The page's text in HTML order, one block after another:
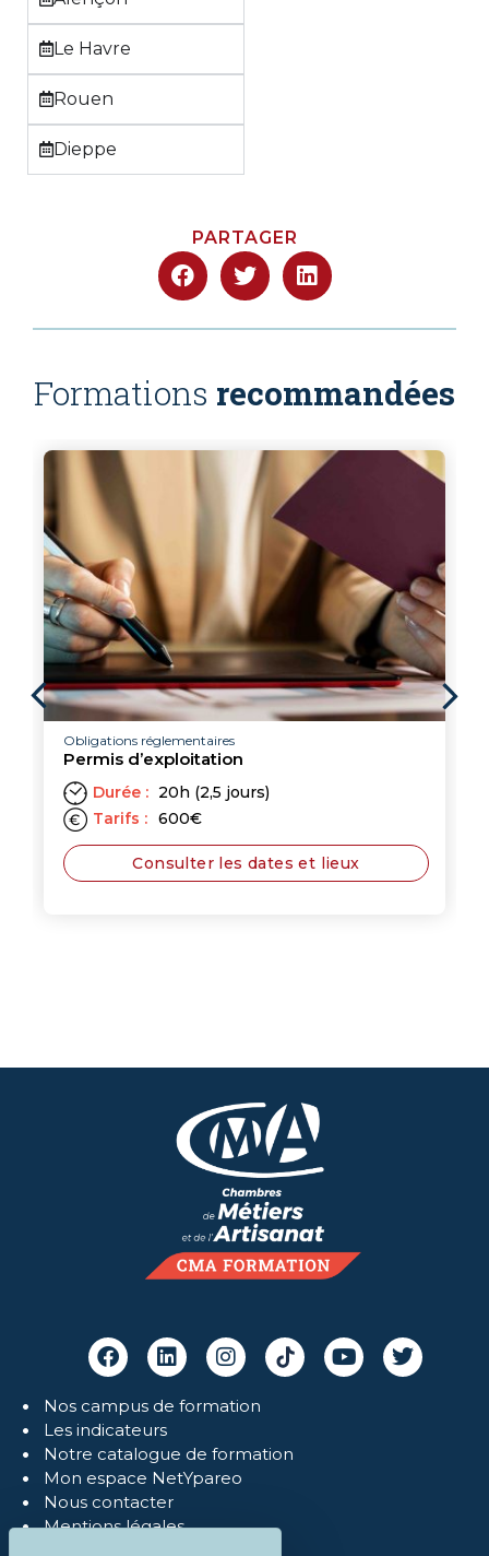
Le Havre
Rouen
Dieppe
PARTAGER
Formations recommandées
Obligations réglementaires
Permis d’exploitation
Durée : 20h (2,5 jours)
Tarifs : 600€
Consulter les dates et lieux
Nos campus de formation
Les indicateurs
Notre catalogue de formation
Mon espace NetYpareo
Nous contacter
Mentions légales